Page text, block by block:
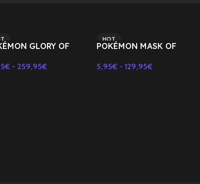
GLORY OF
€ - 259,95€
HOT
POKÉMON MASK OF
5,95€ - 129,95€